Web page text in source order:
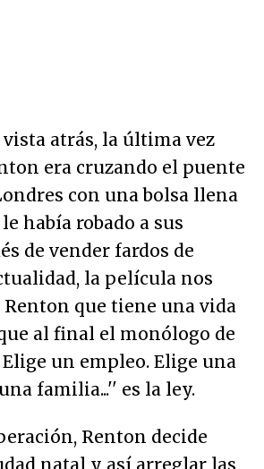
vista atrás, la última vez
era cruzando el puente
con una bolsa llena
había robado a sus
de vender fardos de
la película nos
que tiene una vida
al final el monólogo de
un empleo. Elige una
familia...'' es la ley.
Renton decide
natal y así arreglar las